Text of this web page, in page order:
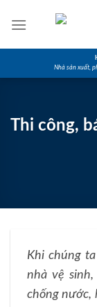
Nhà sản xuất,
Thi công,
Khi chúng
nhà vệ
chống nước,